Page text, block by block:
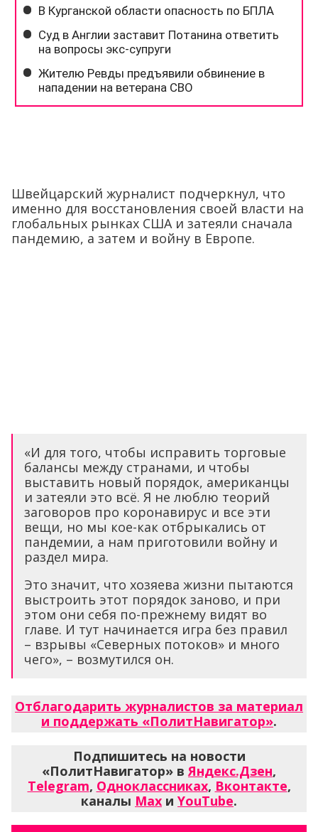
Швейцарский журналист подчеркнул, что
именно для восстановления своей власти на
глобальных рынках США и затеяли сначала
пандемию, а затем и войну в Европе.
«И для того, чтобы исправить торговые
балансы между странами, и чтобы
выставить новый порядок, американцы
и затеяли это всё. Я не люблю теорий
заговоров про коронавирус и все эти
вещи, но мы кое-как отбрыкались от
пандемии, а нам приготовили войну и
раздел мира.
Это значит, что хозяева жизни пытаются
выстроить этот порядок заново, и при
этом они себя по-прежнему видят во
главе. И тут начинается игра без правил
– взрывы «Северных потоков» и много
чего», – возмутился он.
Отблагодарить журналистов за материал
и поддержать «ПолитНавигатор».
Подпишитесь на новости
«ПолитНавигатор» в Яндекс.Дзен,
Telegram, Одноклассниках, Вконтакте,
каналы Max и YouTube.